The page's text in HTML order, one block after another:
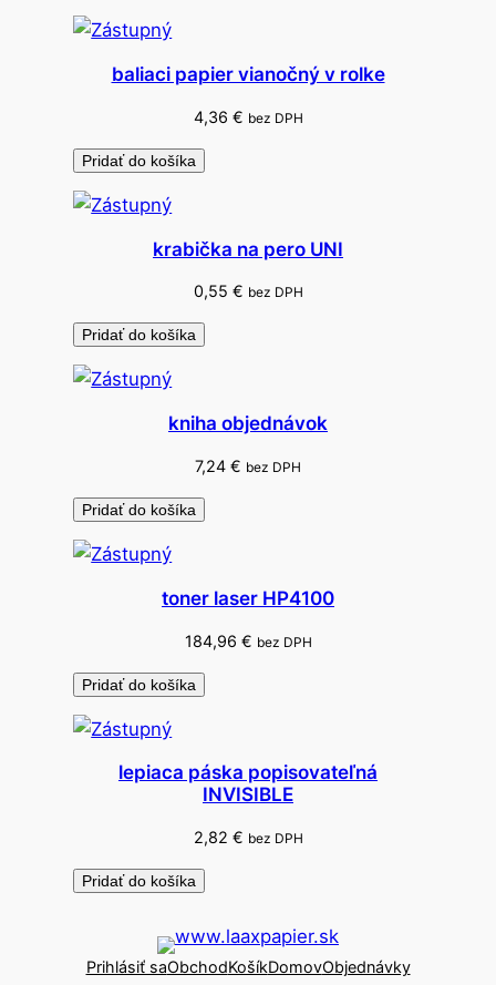
p
s
baliaci papier vianočný v rolke
4,36 € bez DPH
Pridať do košíka
krabička na pero UNI
0,55 € bez DPH
Pridať do košíka
kniha objednávok
7,24 € bez DPH
Pridať do košíka
toner laser HP4100
184,96 € bez DPH
Pridať do košíka
lepiaca páska popisovateľná
INVISIBLE
2,82 € bez DPH
Pridať do košíka
Prihlásiť saObchodKošíkDomovObjednávky